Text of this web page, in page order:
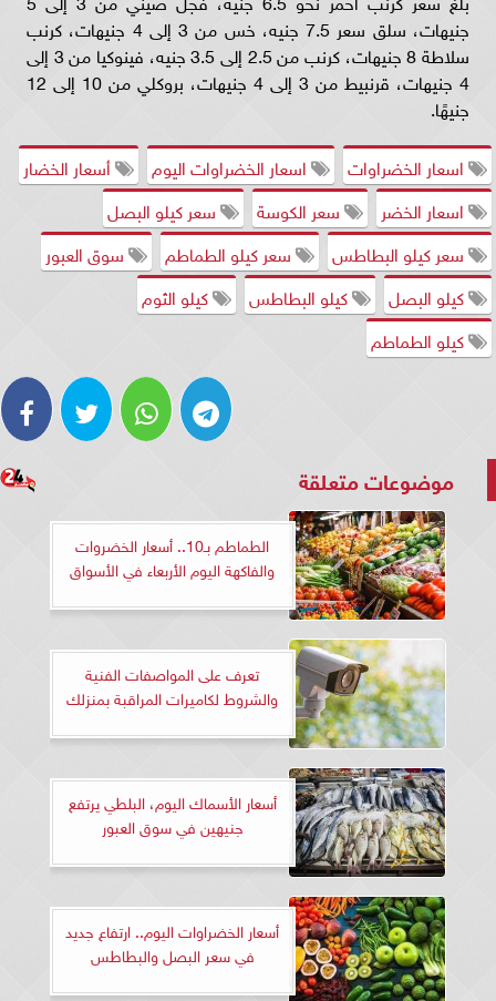
جنيهات، سلق سعر 7.5 جنيه، خس من 3 إلى 4 جنيهات، كرنب
سلاطة 8 جنيهات، كرنب من 2.5 إلى 3.5 جنيه، فينوكيا من 3 إلى
4 جنيهات، قرنبيط من 3 إلى 4 جنيهات، بروكلي من 10 إلى 12
جنيهًا.
اسعار الخضراوات
اسعار الخضراوات اليوم
أسعار الخضار
اسعار الخضر
سعر الكوسة
سعر كيلو البصل
سعر كيلو البطاطس
سعر كيلو الطماطم
سوق العبور
كيلو البصل
كيلو البطاطس
كيلو الثوم
كيلو الطماطم
موضوعات متعلقة
الطماطم بـ10.. أسعار الخضروات
والفاكهة اليوم الأربعاء في الأسواق
تعرف على المواصفات الفنية
والشروط لكاميرات المراقبة بمنزلك
أسعار الأسماك اليوم، البلطي يرتفع
جنيهين في سوق العبور
أسعار الخضراوات اليوم.. ارتفاع جديد
في سعر البصل والبطاطس